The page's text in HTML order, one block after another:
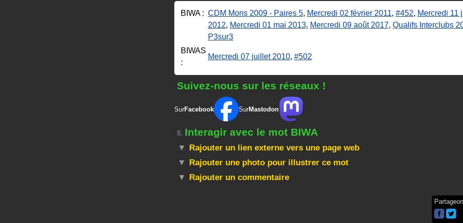
BIWA : CDM Mons 2009 - Paires 5, Mercredi 02 février 2011, #452, Mercredi 11
2012, Mercredi 01 mai 2013, Mercredi 09 août 2017, Qualifs Interclubs
P3sur3
BIWAS
:
Mercredi 07 juillet 2010, #502
Suivez-nous sur les réseaux !
SurFacebook SurMastodon
8. Interagir avec le mot BIWA
Rajouter un lien externe vers une page web
Rajouter une photo pour illustrer ce mot
Rajouter un commentaire